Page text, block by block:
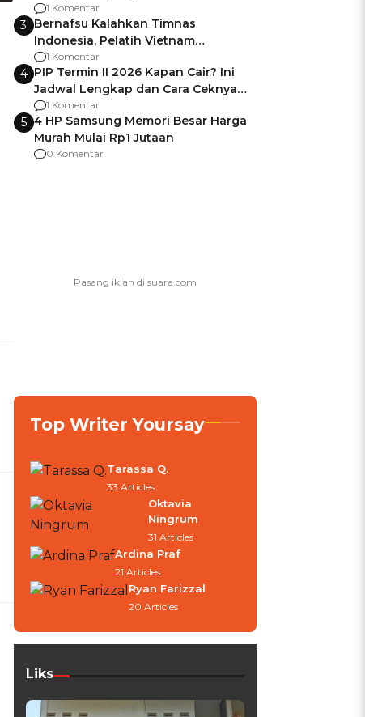
Usai Jadi Brigjen
1 Komentar
3 Bernafsu Kalahkan Timnas
Indonesia, Pelatih Vietnam
Berencana Pakai Jimat di Pakansari
1 Komentar
4 PIP Termin II 2026 Kapan Cair? Ini
Jadwal Lengkap dan Cara Ceknya
agar Dana Tidak Hangus!
1 Komentar
5 4 HP Samsung Memori Besar Harga
Murah Mulai Rp1 Jutaan
0 Komentar
Top Writer Yoursay
Tarassa Q.
33 Articles
Oktavia
Ningrum
31 Articles
Ardina Praf
21 Articles
Ryan Farizzal
20 Articles
Liks